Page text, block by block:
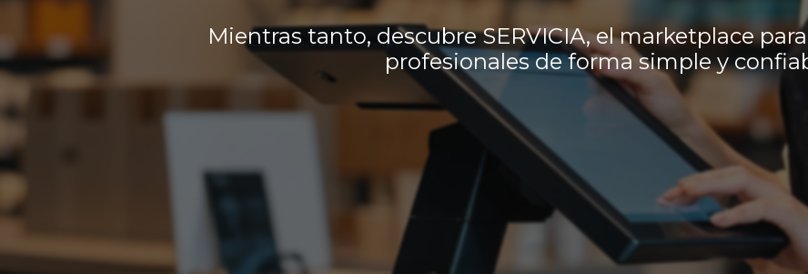
Mientras tanto, descubre SERVICIA, el marketplace
profesionales de forma simple y